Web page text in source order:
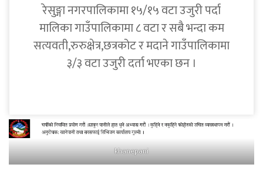
रेसुङ्गा नगरपालिकामा १५/१५ वटा उजुरी पर्दा
मालिका गाउँपालिकामा ८ वटा र सबै भन्दा कम
सत्यवती,रुरुक्षेत्र,छत्रकोट र मदाने गाउँपालिकामा
३/३ वटा उजुरी दर्ता भएका छन ।
khanepani